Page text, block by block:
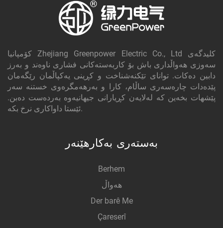
کۆمپانیا Zhejiang Greenpower Electric Co., Ltd کلیدگه‌ی
سەوزی هەواڵداری باش بۆ کاربەستەکانی فشاری ناوەند و بەرز
دابین دەکات. توانای تێکنەشناخت و کڕینی یەکپاڵمان رێگەمان
پێدەدات چارەسەری ساڵام، کارا و بەرهەمگرەوی خستنە سەر
پێشهات بخەین کە لەلایەن کڕیارانی جیهانیەوە بەردەست دەبن.
ئێستا داواکاری نرخ بکە.
بەستەری بەکارهێنەر
Berhem
هەواڵ
Der barê Me
Çareserî